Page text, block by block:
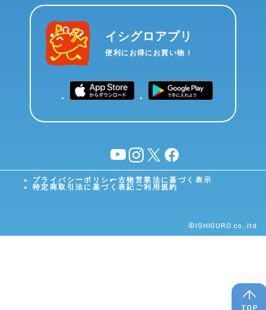
イシグロアプリ
便利にお得にお買い物！
YouTubeinstagram
X facebook
プライバシーポリシー古物営業法に基づく表示
特定商取引法に基づく表記 ご利用規約
©︎ISHIGURO co.,ltd